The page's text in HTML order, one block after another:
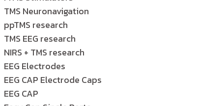
TMS Neuronavigation
ppTMS research
TMS EEG research
NIRS + TMS research
EEG Electrodes
EEG CAP Electrode Caps
EEG CAP